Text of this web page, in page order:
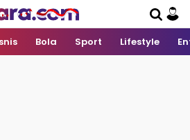
Bola Sport Lifestyle